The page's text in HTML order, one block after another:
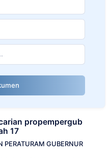
propempergub
17
PERATURAM GUBERNUR